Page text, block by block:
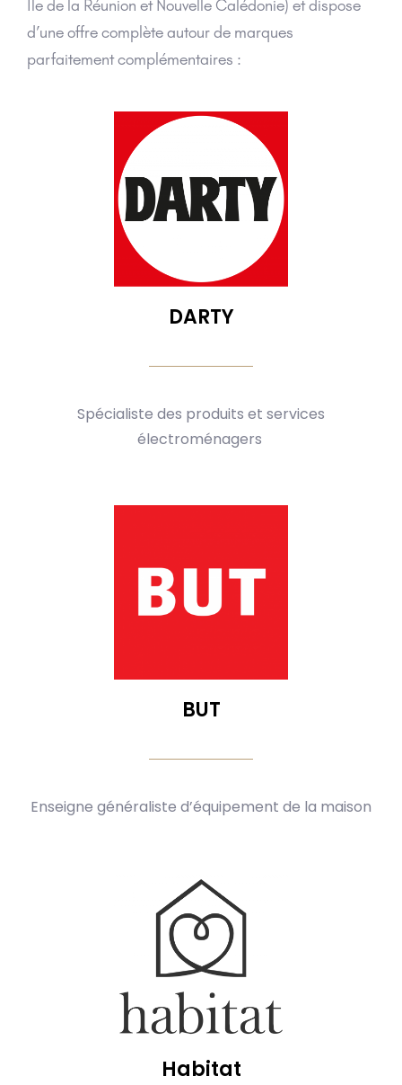
Ile de la Réunion et Nouvelle Calédonie) et dispose
d’une offre complèteautour de marques
parfaitement complémentaires :
DARTY
Spécialiste des produits et services
électroménagers
BUT
Enseigne généraliste d’équipement de la maison
Habitat